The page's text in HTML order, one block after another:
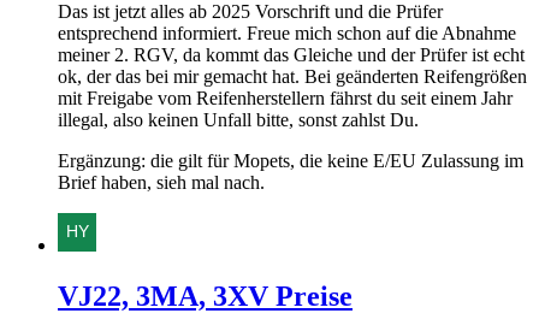
Das ist jetzt alles ab 2025 Vorschrift und die Prüfer
entsprechend informiert. Freue mich schon auf die Abnahme
meiner 2. RGV, da kommt das Gleiche und der Prüfer ist echt
ok, der das bei mir gemacht hat. Bei geänderten Reifengrößen
mit Freigabe vom Reifenherstellern fährst du seit einem Jahr
illegal, also keinen Unfall bitte, sonst zahlst Du.
Ergänzung: die gilt für Mopets, die keine E/EU Zulassung im
Brief haben, sieh mal nach.
VJ22, 3MA, 3XV Preise